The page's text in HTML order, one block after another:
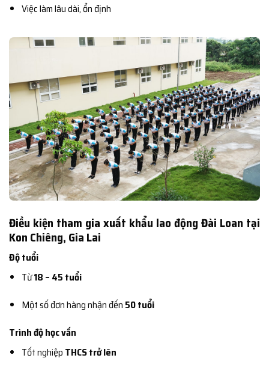
Việc làm lâu dài, ổn định
Điều kiện tham gia xuất khẩu lao động Đài Loan tại
Kon Chiêng, Gia Lai
Độ tuổi
Từ18 – 45 tuổi
Một số đơn hàng nhận đến 50 tuổi
Trình độ học vấn
Tốt nghiệp THCS trở lên